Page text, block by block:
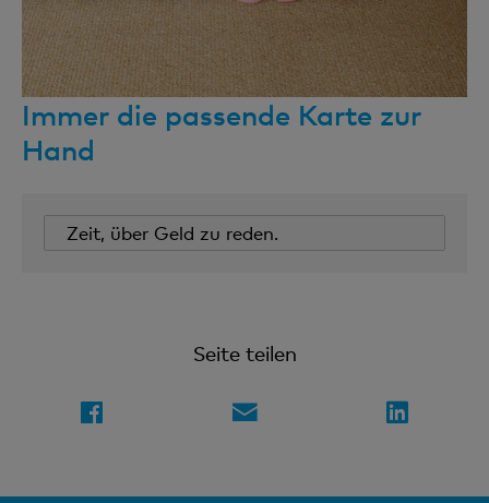
Immer die passende Karte zur
Hand
Zeit, über Geld zu reden.
Seite teilen